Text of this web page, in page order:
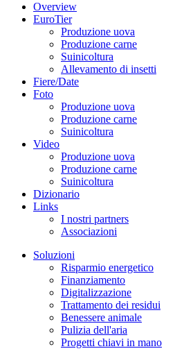
Overview
EuroTier
Produzione uova
Produzione carne
Suinicoltura
Allevamento di insetti
Fiere/Date
Foto
Produzione uova
Produzione carne
Suinicoltura
Video
Produzione uova
Produzione carne
Suinicoltura
Dizionario
Links
I nostri partners
Associazioni
Soluzioni
Risparmio energetico
Finanziamento
Digitalizzazione
Trattamento dei residui
Benessere animale
Pulizia dell'aria
Progetti chiavi in mano